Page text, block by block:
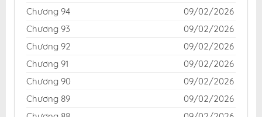
Chương 94
09/02/2026
Chương 93
09/02/2026
Chương 92
09/02/2026
Chương 91
09/02/2026
Chương 90
09/02/2026
Chương 89
09/02/2026